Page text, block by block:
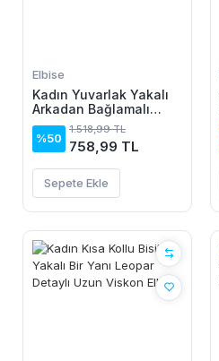
Elbise
Kadın Yuvarlak Yakalı
Arkadan Bağlamalı
Düğme Detaylı
Asimetrik Kesim Detaylı
Kısa Viskon Elbise
%50
1.518,99 TL
758,99 TL
Sepete Ekle